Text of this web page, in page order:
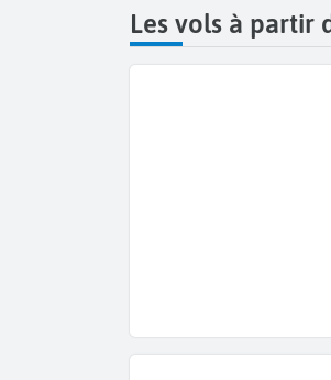
Les vols à partir